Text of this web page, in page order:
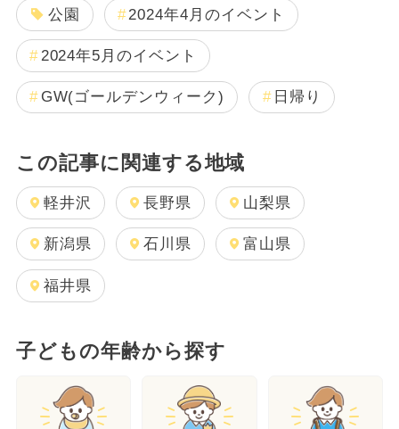
公園 2024年4月のイベント
2024年5月のイベント
GW(ゴールデンウィーク) 日帰り
この記事に関連する地域
軽井沢 長野県 山梨県
新潟県 石川県 富山県
福井県
子どもの年齢から探す